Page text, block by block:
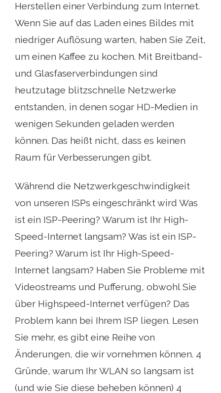
Herstellen einer Verbindung zum Internet.
Wenn Sie auf das Laden eines Bildes mit
niedriger Auflösung warten, haben Sie Zeit,
um einen Kaffee zu kochen. Mit Breitband-
und Glasfaserverbindungen sind
heutzutage blitzschnelle Netzwerke
entstanden, in denen sogar HD-Medien in
wenigen Sekunden geladen werden
können. Das heißt nicht, dass es keinen
Raum für Verbesserungen gibt.
Während die Netzwerkgeschwindigkeit
von unseren ISPs eingeschränkt wird Was
ist ein ISP-Peering? Warum ist Ihr High-
Speed-Internet langsam? Was ist ein ISP-
Peering? Warum ist Ihr High-Speed-
Internet langsam? Haben Sie Probleme mit
Videostreams und Pufferung, obwohl Sie
über Highspeed-Internet verfügen? Das
Problem kann bei Ihrem ISP liegen. Lesen
Sie mehr, es gibt eine Reihe von
Änderungen, die wir vornehmen können. 4
Gründe, warum Ihr WLAN so langsam ist
(und wie Sie diese beheben können) 4